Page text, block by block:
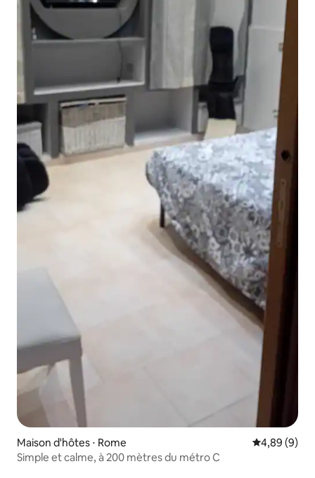
Maison d'hôtes ⋅ Rome Évaluation
4,89 (9)
Simple et calme, à 200 mètres du métro C